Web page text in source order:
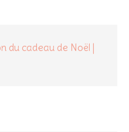
du cadeau de Noël |